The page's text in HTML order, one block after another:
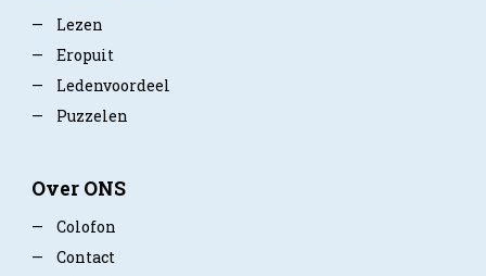
—
Lezen
—
Eropuit
—
Ledenvoordeel
—
Puzzelen
Over ONS
—
Colofon
—
Contact